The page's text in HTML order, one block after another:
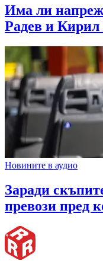
Има ли
Радев и Кирил
Новините в аудио
Заради
превози пред